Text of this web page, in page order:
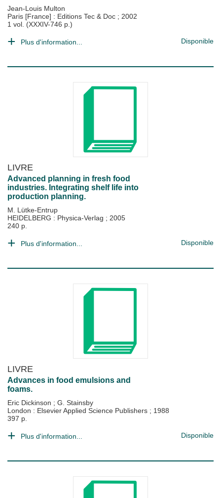
Jean-Louis Multon
Paris [France] : Editions Tec & Doc ; 2002
1 vol. (XXXIV-746 p.)
Plus d'information... Disponible
LIVRE
Advanced planning in fresh food
industries. Integrating shelf life into
production planning.
M. Lütke-Entrup
HEIDELBERG : Physica-Verlag ; 2005
240 p.
Plus d'information... Disponible
LIVRE
Advances in food emulsions and
foams.
Eric Dickinson ; G. Stainsby
London : Elsevier Applied Science Publishers ; 1988
397 p.
Plus d'information... Disponible